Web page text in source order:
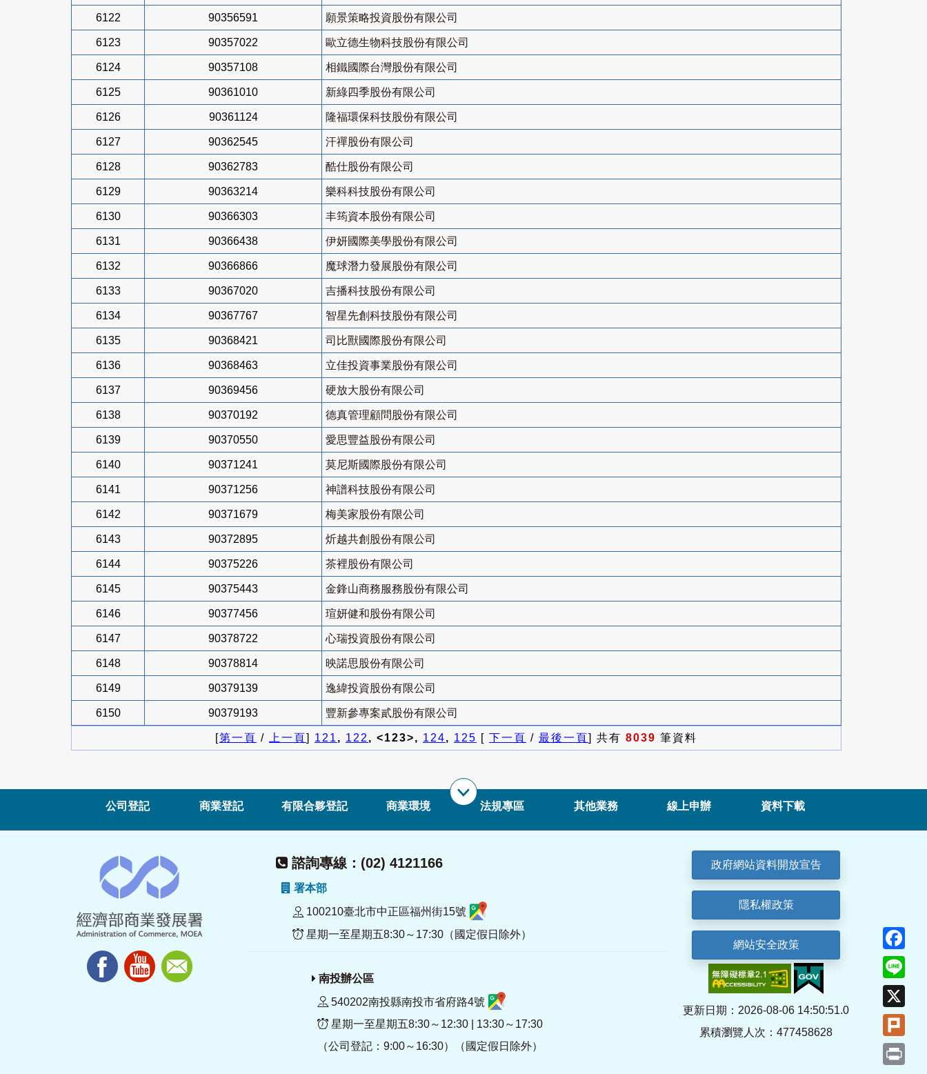
6122 90356591 願景策略投資股份有限公司
6123 90357022 歐立德生物科技股份有限公司
6124 90357108 相鐵國際台灣股份有限公司
6125 90361010 新綠四季股份有限公司
6126 90361124 隆福環保科技股份有限公司
6127 90362545 汗禪股份有限公司
6128 90362783 酷仕股份有限公司
6129 90363214 樂科科技股份有限公司
6130 90366303 丰筠資本股份有限公司
6131 90366438 伊妍國際美學股份有限公司
6132 90366866 魔球潛力發展股份有限公司
6133 90367020 吉播科技股份有限公司
6134 90367767 智星先創科技股份有限公司
6135 90368421 司比獸國際股份有限公司
6136 90368463 立佳投資事業股份有限公司
6137 90369456 硬放大股份有限公司
6138 90370192 德真管理顧問股份有限公司
6139 90370550 愛思豐益股份有限公司
6140 90371241 莫尼斯國際股份有限公司
6141 90371256 神譜科技股份有限公司
6142 90371679 梅美家股份有限公司
6143 90372895 炘越共創股份有限公司
6144 90375226 茶裡股份有限公司
6145 90375443 金鋒山商務服務股份有限公司
6146 90377456 瑄妍健和股份有限公司
6147 90378722 心瑞投資股份有限公司
6148 90378814 映諾思股份有限公司
6149 90379139 逸緯投資股份有限公司
6150 90379193 豐新參專案貳股份有限公司
[第一頁 / 上一頁] 121, 122, <123>, 124, 125 [ 下一頁 / 最後一頁] 共有 8039 筆資料
公司登記 商業登記 有限合夥登記 商業環境 法規專區 其他業務 線上申辦 資料下載
諮詢專線：(02) 4121166
署本部
100210臺北市中正區福州街15號
星期一至星期五8:30～17:30（國定假日除外）
南投辦公區
540202南投縣南投市省府路4號
星期一至星期五8:30～12:30 | 13:30～17:30
（公司登記：9:00～16:30）（國定假日除外）
政府網站資料開放宣告
隱私權政策
網站安全政策
更新日期：2026-08-06 14:50:51.0
累積瀏覽人次：477458628